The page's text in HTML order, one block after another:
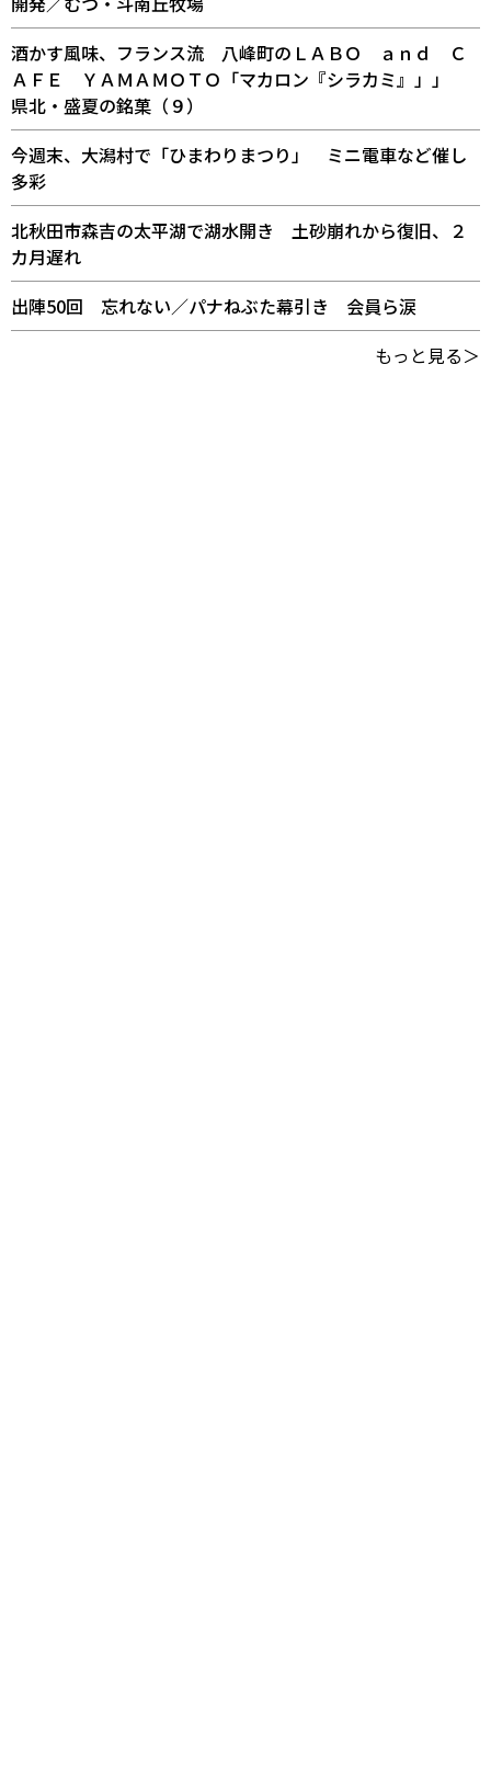
酒かす風味、フランス流 八峰町のＬＡＢＯ ａｎｄ Ｃ
ＡＦＥ ＹＡＭＡＭＯＴＯ「マカロン『シラカミ』」」
県北・盛夏の銘菓（９）
今週末、大潟村で「ひまわりまつり」 ミニ電車など催し
多彩
北秋田市森吉の太平湖で湖水開き 土砂崩れから復旧、２
カ月遅れ
出陣50回 忘れない／パナねぶた幕引き 会員ら涙
もっと見る＞